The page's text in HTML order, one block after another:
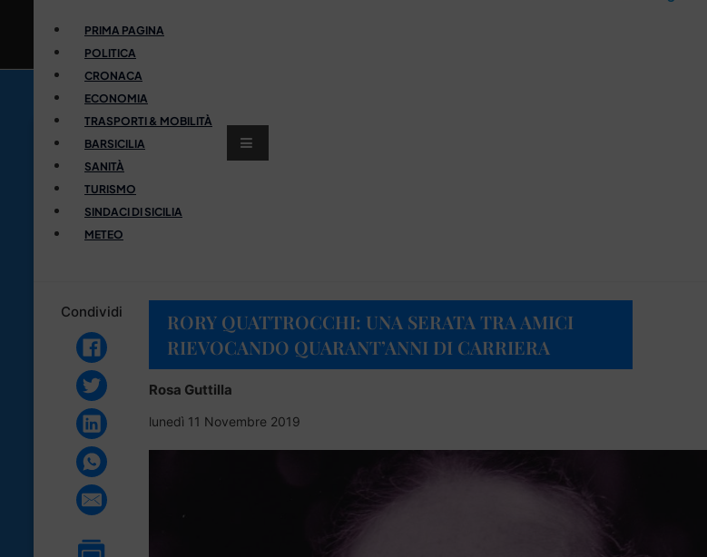
PRIMA PAGINA
POLITICA
CRONACA
ECONOMIA
TRASPORTI & MOBILITÀ
BARSICILIA
SANITÀ
TURISMO
SINDACI DI SICILIA
METEO
Condividi
RORY QUATTROCCHI: UNA SERATA TRA AMICI
RIEVOCANDO QUARANT’ANNI DI CARRIERA
Rosa Guttilla
lunedì 11 Novembre 2019